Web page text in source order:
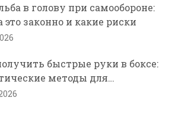
в голову при самообороне:
это законно и какие риски
быстрые руки в боксе:
методы для
ударов